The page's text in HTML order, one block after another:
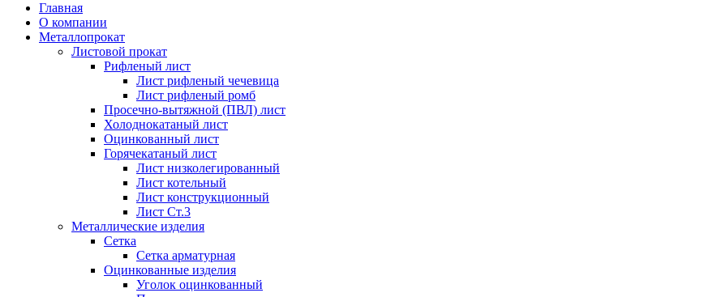
Главная
О компании
Металлопрокат
Листовой прокат
Рифленый лист
Лист рифленый чечевица
Лист рифленый ромб
Просечно-вытяжной (ПВЛ) лист
Холоднокатаный лист
Оцинкованный лист
Горячекатаный лист
Лист низколегированный
Лист котельный
Лист конструкционный
Лист Ст.3
Металлические изделия
Сетка
Сетка арматурная
Оцинкованные изделия
Уголок оцинкованный